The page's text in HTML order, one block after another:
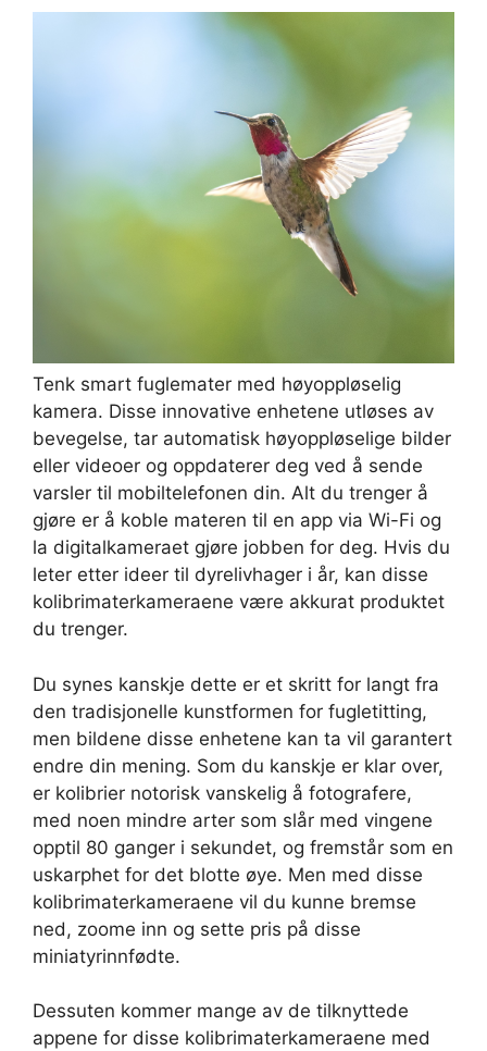
Tenk smart fuglemater med høyoppløselig
kamera. Disse innovative enhetene utløses av
bevegelse, tar automatisk høyoppløselige bilder
eller videoer og oppdaterer deg ved å sende
varsler til mobiltelefonen din. Alt du trenger å
gjøre er å koble materen til en app via Wi-Fi og
la digitalkameraet gjøre jobben for deg. Hvis du
leter etter ideer til dyrelivhager i år, kan disse
kolibrimaterkameraene være akkurat produktet
du trenger.
Du synes kanskje dette er et skritt for langt fra
den tradisjonelle kunstformen for fugletitting,
men bildene disse enhetene kan ta vil garantert
endre din mening. Som du kanskje er klar over,
er kolibrier notorisk vanskelig å fotografere,
med noen mindre arter som slår med vingene
opptil 80 ganger i sekundet, og fremstår som en
uskarphet for det blotte øye. Men med disse
kolibrimaterkameraene vil du kunne bremse
ned, zoome inn og sette pris på disse
miniatyrinnfødte.
Dessuten kommer mange av de tilknyttede
appene for disse kolibrimaterkameraene med